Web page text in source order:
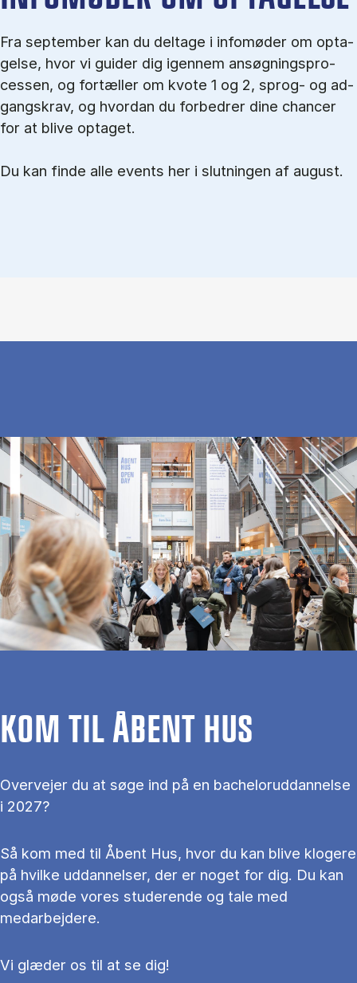
Fra september kan du del­tage i in­fo­mø­der om op­ta­
gel­se, hvor vi gu­i­der dig igen­nem an­søg­nings­pro­
ces­sen, og for­tæl­ler om kvo­te 1 og 2, sprog- og ad­
gangs­krav, og hvordan du forbedrer dine chancer
for at blive optaget.
Du kan finde alle events her i slutningen af august.
KOM TIL ÅBENT HUS
Overvejer du at søge ind på en bacheloruddannelse
i 2027?
Så kom med til Åbent Hus, hvor du kan blive klogere
på hvilke uddannelser, der er noget for dig. Du kan
også møde vores studerende og tale med
medarbejdere.
Vi glæder os til at se dig!